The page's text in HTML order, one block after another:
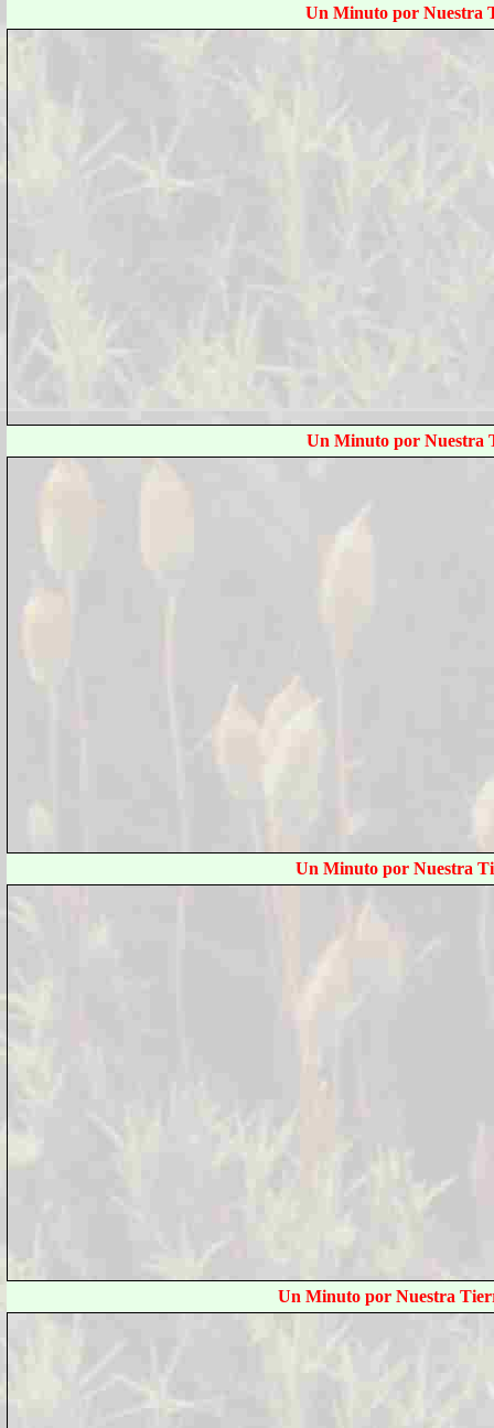
Un Minuto por Nuestra
Un Minuto por Nuestra
Un Minuto por Nuestra
Un Minuto por Nuestra